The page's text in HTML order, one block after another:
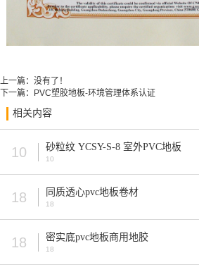
上一篇：没有了！
下一篇： PVC塑胶地板-环境管理体系认证
相关内容
10 砂粒纹 YCSY-S-8 室外PVC地板
10
18 同质透心pvc地板卷材
18
18 密实底pvc地板商用地胶
18